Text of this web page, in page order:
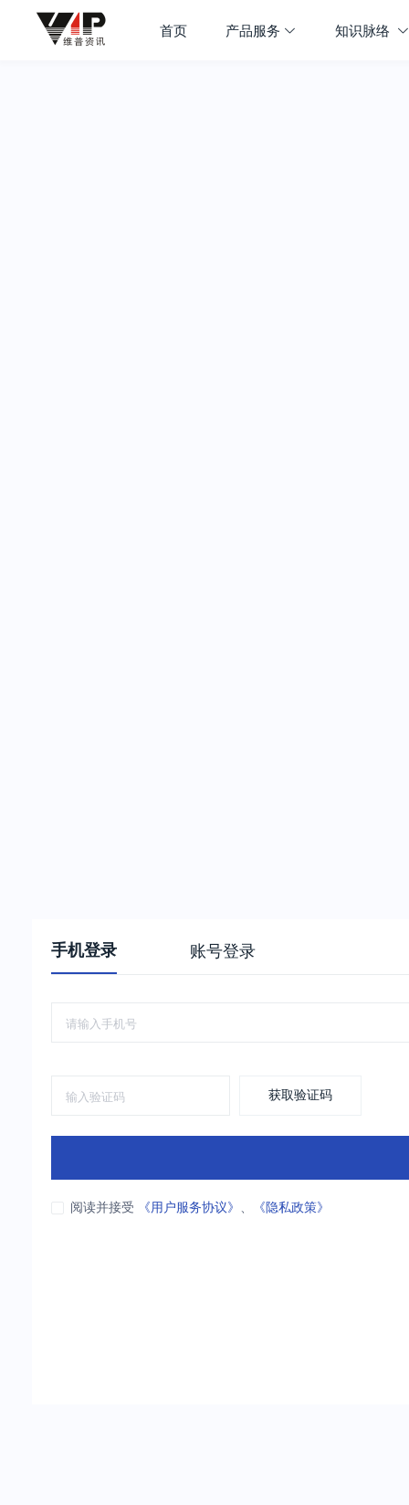
首页 产品服务 知识脉络
手机登录 账号登录
获取验证码
阅读并接受 《用户服务协议》 、 《隐私政策》